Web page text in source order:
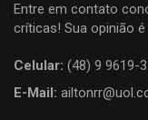
Entre em contato
críticas! Sua opinião
Celular: (48) 9 9619-
E-Mail: